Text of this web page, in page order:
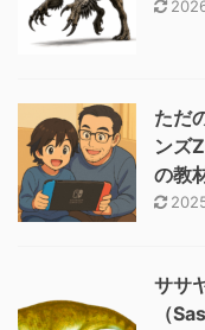
ただ
ンズ
の教
ササ
（